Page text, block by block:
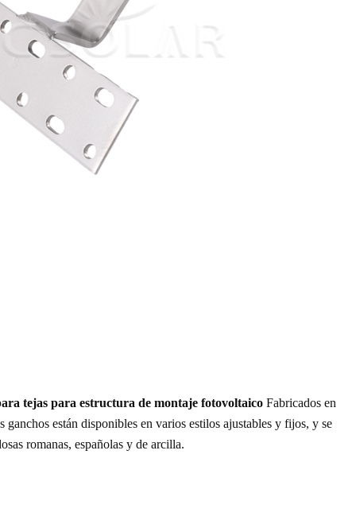
tejas para estructura de montaje fotovoltaico Fabricados en
ganchos están disponibles en varios estilos ajustables y fijos, y se
romanas, españolas y de arcilla.